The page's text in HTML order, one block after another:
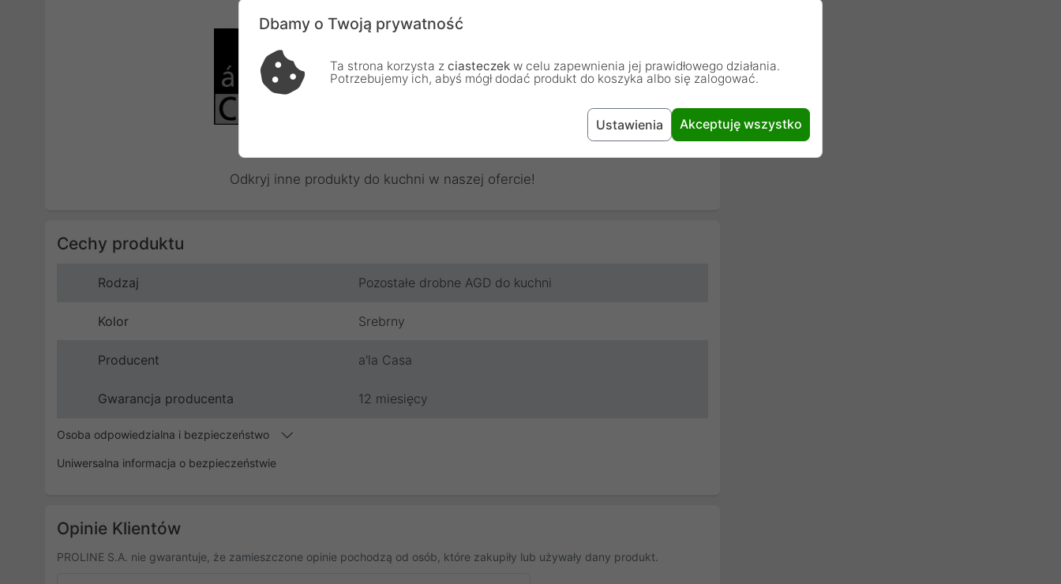
Odkryj inne produkty do kuchni w naszej ofercie!
Cechy produktu
Rodzaj Pozostałe drobne AGD do kuchni
Kolor Srebrny
Producent a'la Casa
Gwarancja producenta 12 miesięcy
Osoba odpowiedzialna i bezpieczeństwo
Uniwersalna informacja o bezpieczeństwie
Opinie Klientów
PROLINE S.A. nie gwarantuje, że zamieszczone opinie pochodzą od osób, które zakupiły lub używały dany produkt.
Dbamy o Twoją prywatność
Ta strona korzysta z ciasteczek w celu zapewnienia jej prawidłowego działania.
Potrzebujemy ich, abyś mógł dodać produkt do koszyka albo się zalogować.
Ustawienia Akceptuję wszystko